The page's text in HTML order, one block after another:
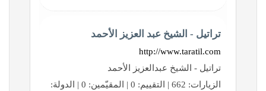
تراتيل - الشيخ عبد العزيز الأحمد
http://www.taratil.com
تراتيل - الشيخ عبدالعزيز الأحمد
الزيارات: 662 | التقييم: 0 | المقيّمين: 0 | الدولة: